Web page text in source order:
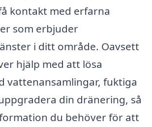
kontakt med erfarna
som erbjuder
i ditt område. Oavsett
hjälp med att lösa
vattenansamlingar, fuktiga
din dränering, så
du behöver för att